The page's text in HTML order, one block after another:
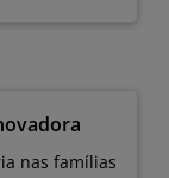
nas famílias